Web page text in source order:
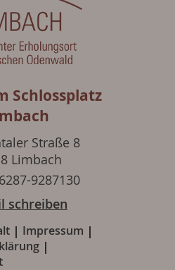
Schlossplatz
Straße 8
Limbach
9287130
schreiben
Impressum